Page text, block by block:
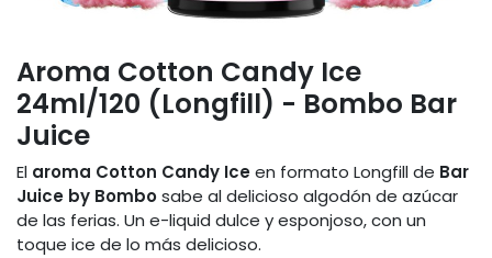
Aroma Cotton Candy Ice
24ml/120 (Longfill) - Bombo Bar
Juice
El aroma Cotton Candy Iceen formato Longfill de Bar
Juice by Bombosabe al delicioso algodón de azúcar
de las ferias. Un e-liquid dulce y esponjoso, con un
toque ice de lo más delicioso.